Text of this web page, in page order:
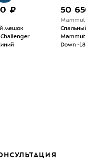
₽
мешок
Challenger
50
Mammut
Mammut
Down -